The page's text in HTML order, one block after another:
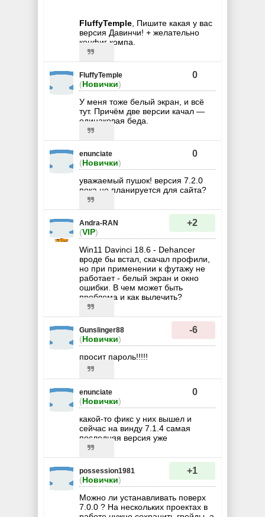
FluffyTemple , Пишите какая у вас
версия Давинчи! + желательно
конфиг компа.
FluffyTemple
(Новички)
0
У меня тоже белый экран, и всё
тут. Причём две версии качал —
одинаковая беда.
enunciate
(Новички)
0
уважаемый пушок! версия 7.2.0
пока не планируется для сайта?
Andra-RAN
(VIP)
+2
Win11 Davinci 18.6 - Dehancer
вроде бы встал, скачал профили,
но при применении к футажу не
работает - белый экран и окно
ошибки. В чем может быть
проблема и как вылечить?
Gunslinger88
(Новички)
-6
просит пароль!!!!!
enunciate
(Новички)
0
какой-то фикс у них вышел и
сейчас на винду 7.1.4 самая
последняя версия уже
possession1981
(Новички)
+1
Можно ли устанавливать поверх
7.0.0 ? На нескольких проектах в